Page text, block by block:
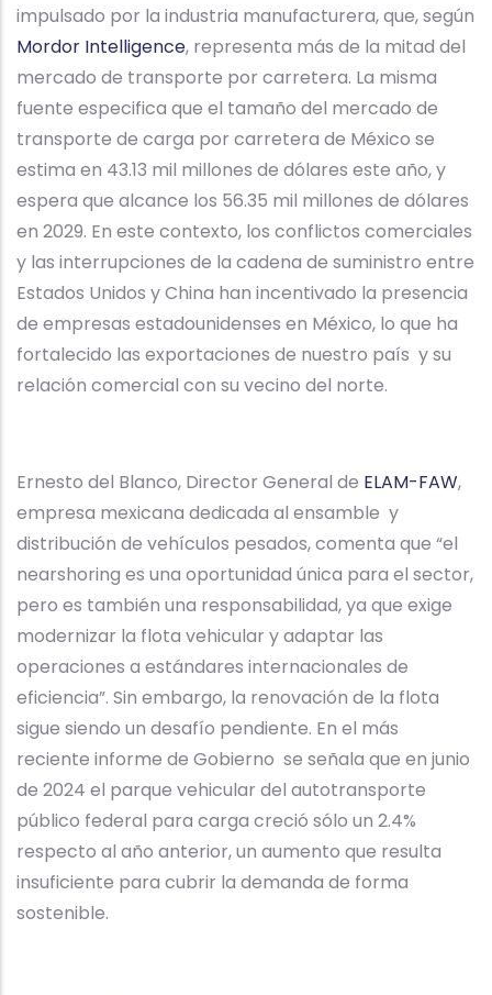
impulsado por la industria manufacturera, que, según
Mordor Intelligence, representa más de la mitad del
mercado de transporte por carretera. La misma
fuente especifica que el tamaño del mercado de
transporte de carga por carretera de México se
estima en 43.13 mil millones de dólares este año, y
espera que alcance los 56.35 mil millones de dólares
en 2029. En este contexto, los conflictos comerciales
y las interrupciones de la cadena de suministro entre
Estados Unidos y China han incentivado la presencia
de empresas estadounidenses en México, lo que ha
fortalecido las exportaciones de nuestro país y su
relación comercial con su vecino del norte.
Ernesto del Blanco, Director General de ELAM-FAW,
empresa mexicana dedicada al ensamble y
distribución de vehículos pesados, comenta que “el
nearshoring es una oportunidad única para el sector,
pero es también una responsabilidad, ya que exige
modernizar la flota vehicular y adaptar las
operaciones a estándares internacionales de
eficiencia”. Sin embargo, la renovación de la flota
sigue siendo un desafío pendiente. En el más
reciente informe de Gobierno se señala que en junio
de 2024 el parque vehicular del autotransporte
público federal para carga creció sólo un 2.4%
respecto al año anterior, un aumento que resulta
insuficiente para cubrir la demanda de forma
sostenible.